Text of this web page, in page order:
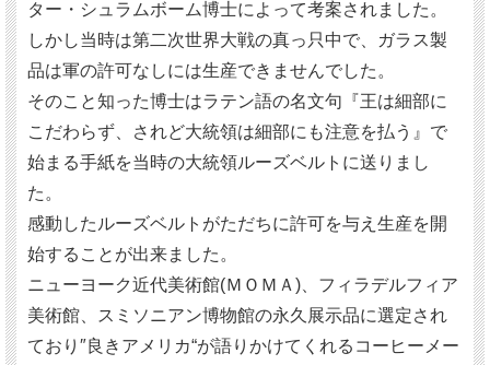
ター・シュラムボーム博士によって考案されました。
しかし当時は第二次世界大戦の真っ只中で、ガラス製
品は軍の許可なしには生産できませんでした。
そのこと知った博士はラテン語の名文句『王は細部に
こだわらず、されど大統領は細部にも注意を払う』で
始まる手紙を当時の大統領ルーズベルトに送りまし
た。
感動したルーズベルトがただちに許可を与え生産を開
始することが出来ました。
ニューヨーク近代美術館(ＭＯＭＡ)、フィラデルフィア
美術館、スミソニアン博物館の永久展示品に選定され
ており″良きアメリカ“が語りかけてくれるコーヒーメー